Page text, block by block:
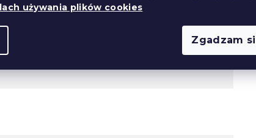
używania plików cookies.
Zgadzam